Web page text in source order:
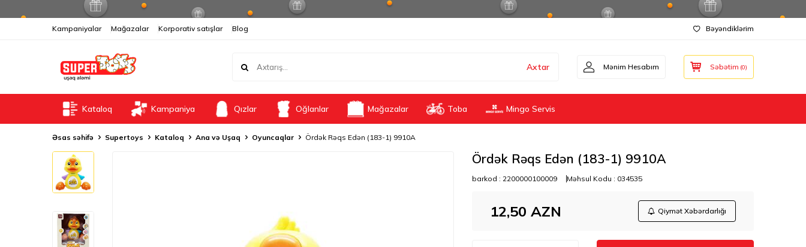
Kampaniyalar Mağazalar Korporativ satışlar Blog Bəyəndiklərim
Axtar Mənim Hesabım Səbətim (0)
Kataloq Kampaniya Qızlar Oğlanlar Mağazalar Toba Mingo Servis
Əsas səhifə Supertoys Kataloq Ana və Uşaq Oyuncaqlar Ördək Rəqs Edən (183-1) 9910A
Ördək Rəqs Edən (183-1) 9910A
barkod : 2200000100009 Məhsul Kodu : 034535
12,50 AZN Qiymət Xəbərdarlığı